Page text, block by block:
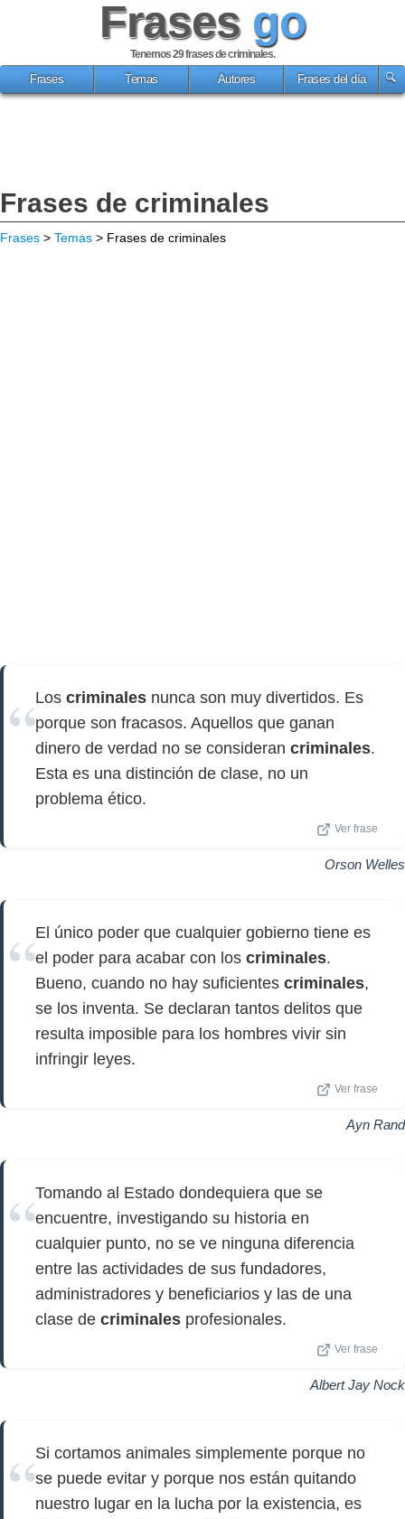
Frases go
Tenemos 29frases de criminales.
Frases
Temas Autores Frases del día
Frases de criminales
Frases > Temas > Frases de criminales
Los criminales nunca son muy divertidos. Es
porque son fracasos. Aquellos que ganan
dinero de verdad no se consideran criminales.
Esta es una distinción de clase, no un
problema ético.
Ver frase
Orson Welles
El único poder que cualquier gobierno tiene es
el poder para acabar con los criminales.
Bueno, cuando no hay suficientes criminales,
se los inventa. Se declaran tantos delitos que
resulta imposible para los hombres vivir sin
infringir leyes.
Ver frase
Ayn Rand
Tomando al Estado dondequiera que se
encuentre, investigando su historia en
cualquier punto, no se ve ninguna diferencia
entre las actividades de sus fundadores,
administradores y beneficiarios y las de una
clase de criminales profesionales.
Ver frase
Albert Jay Nock
Si cortamos animales simplemente porque no
se puede evitar y porque nos están quitando
nuestro lugar en la lucha por la existencia, es